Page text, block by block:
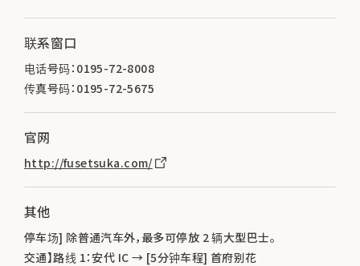
联系窗口
电话号码：0195-72-8008
传真号码：0195-72-5675
官网
http://fusetsuka.com/
其他
停车场] 除普通汽车外，最多可停放 2 辆大型巴士。
交通】路线 1：安代 IC → [5分钟车程] 首府别花